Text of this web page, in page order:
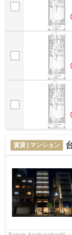
賃貸 | マンション